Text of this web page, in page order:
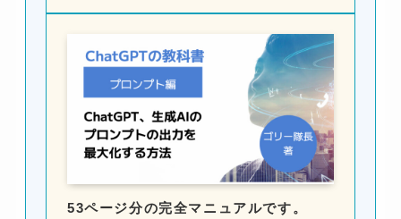
53ページ分の完全マニュアルです。